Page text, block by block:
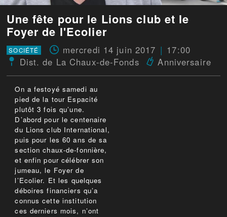
Une fête pour le Lions club et le
Foyer de l'Ecolier
SOCIÉTÉ mercredi 14 juin 2017
17:00
Dist. de La Chaux-de-Fonds
Anniversaire
On a festoyé samedi au
pied de la tour Espacité
plutôt 3 fois qu’une.
D’abord pour le centenaire
du Lions club International,
puis pour les 60 ans de sa
section chaux-de-fonnière,
et enfin pour célébrer son
jumeau, le Foyer de
l’Ecolier. Et les quelques
déboires financiers qu’a
connus cette institution
ces derniers mois, n’ont